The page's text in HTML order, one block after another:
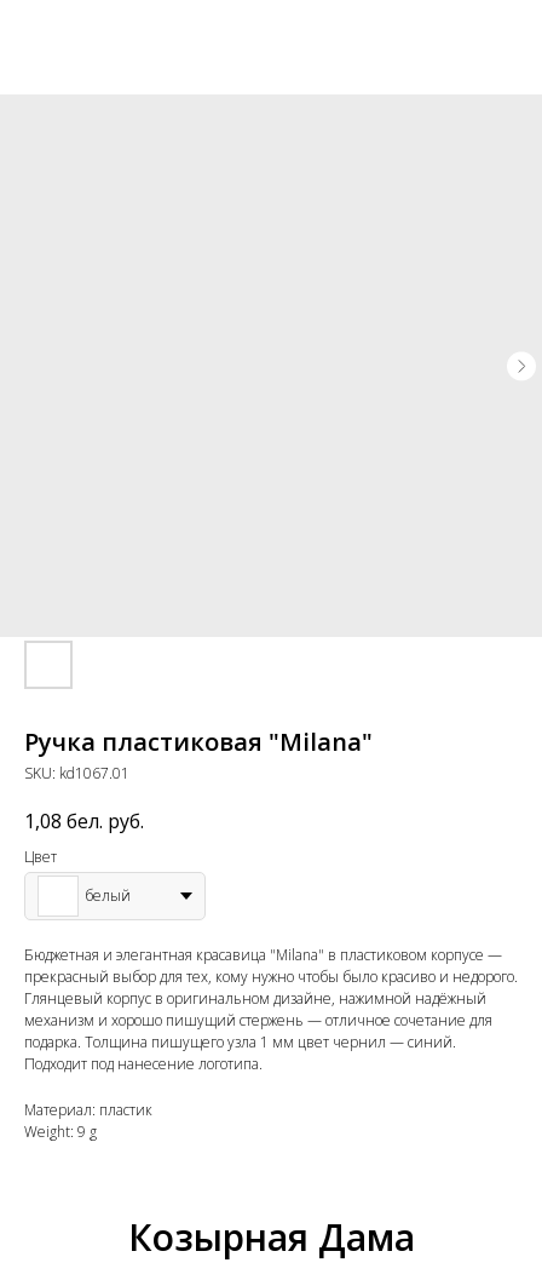
Ручка пластиковая "Milana"
SKU: kd1067.01
1,08 бел. руб.
Цвет
белый
Бюджетная и элегантная красавица "Milana" в пластиковом корпусе —
прекрасный выбор для тех, кому нужно чтобы было красиво и недорого.
Глянцевый корпус в оригинальном дизайне, нажимной надёжный
механизм и хорошо пишущий стержень — отличное сочетание для
подарка. Толщина пишущего узла 1 мм цвет чернил — синий.
Подходит под нанесение логотипа.
Материал: пластик
Weight: 9 g
Козырная Дама